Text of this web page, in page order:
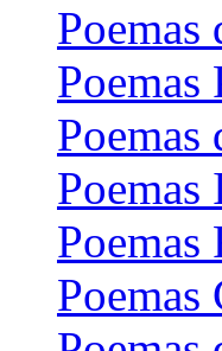
Poemas
Poemas
Poemas
Poemas
Poemas